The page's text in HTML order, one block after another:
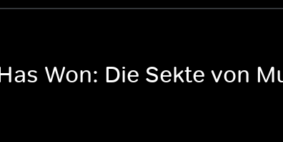
Won: Die Sekte von